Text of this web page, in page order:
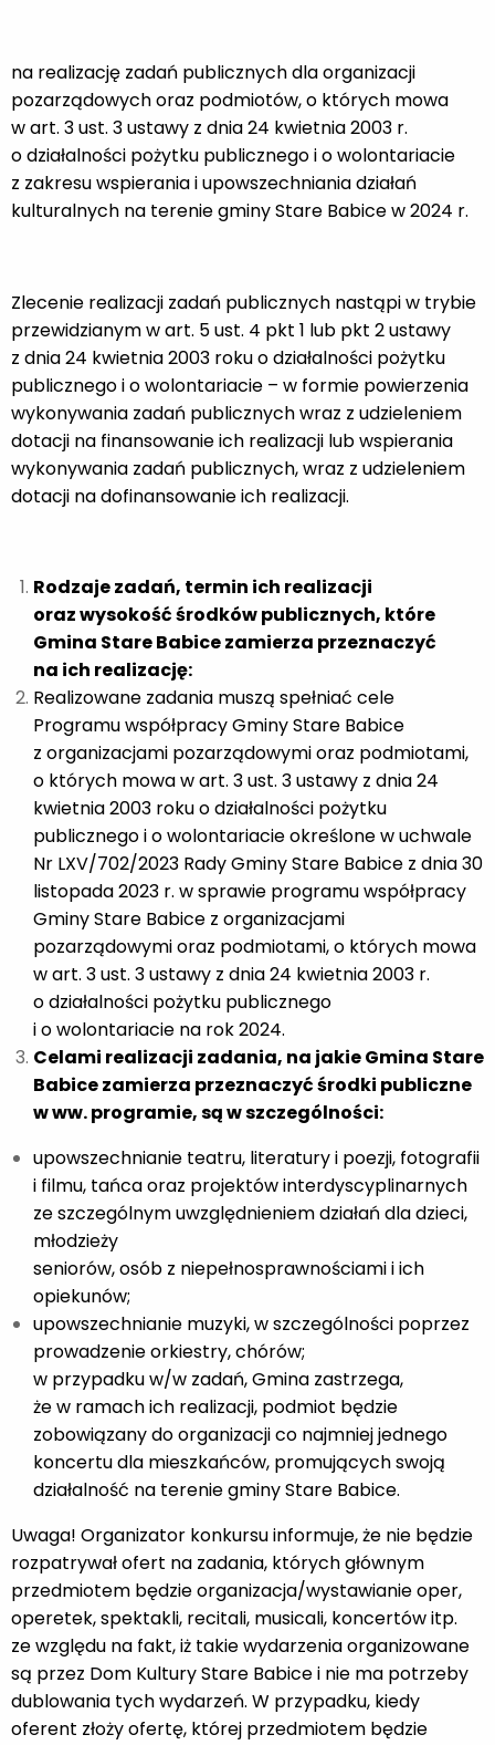
na realizację zadań publicznych dla organizacji
pozarządowych oraz podmiotów, o których mowa
w art. 3 ust. 3 ustawy z dnia 24 kwietnia 2003 r.
o działalności pożytku publicznego i o wolontariacie
z zakresu wspierania i upowszechniania działań
kulturalnych na terenie gminy Stare Babice w 2024 r.
Zlecenie realizacji zadań publicznych nastąpi w trybie
przewidzianym w art. 5 ust. 4 pkt 1 lub pkt 2 ustawy
z dnia 24 kwietnia 2003 roku o działalności pożytku
publicznego i o wolontariacie – w formie powierzenia
wykonywania zadań publicznych wraz z udzieleniem
dotacji na finansowanie ich realizacji lub wspierania
wykonywania zadań publicznych, wraz z udzieleniem
dotacji na dofinansowanie ich realizacji.
Rodzaje zadań, termin ich realizacji
oraz wysokość środków publicznych, które
Gmina Stare Babice zamierza przeznaczyć
na ich realizację:
Realizowane zadania muszą spełniać cele
Programu współpracy Gminy Stare Babice
z organizacjami pozarządowymi oraz podmiotami,
o których mowa w art. 3 ust. 3 ustawy z dnia 24
kwietnia 2003 roku o działalności pożytku
publicznego i o wolontariacie określone w uchwale
Nr LXV/702/2023 Rady Gminy Stare Babice z dnia 30
listopada 2023 r. w sprawie programu współpracy
Gminy Stare Babice z organizacjami
pozarządowymi oraz podmiotami, o których mowa
w art. 3 ust. 3 ustawy z dnia 24 kwietnia 2003 r.
o działalności pożytku publicznego
i o wolontariacie na rok 2024.
Celami realizacji zadania, na jakie Gmina Stare
Babice zamierza przeznaczyć środki publiczne
w ww. programie, są w szczególności:
upowszechnianie teatru, literatury i poezji, fotografii
i filmu, tańca oraz projektów interdyscyplinarnych
ze szczególnym uwzględnieniem działań dla dzieci,
młodzieży
seniorów, osób z niepełnosprawnościami i ich
opiekunów;
upowszechnianie muzyki, w szczególności poprzez
prowadzenie orkiestry, chórów;
w przypadku w/w zadań, Gmina zastrzega,
że w ramach ich realizacji, podmiot będzie
zobowiązany do organizacji co najmniej jednego
koncertu dla mieszkańców, promujących swoją
działalność na terenie gminy Stare Babice.
Uwaga! Organizator konkursu informuje, że nie będzie
rozpatrywał ofert na zadania, których głównym
przedmiotem będzie organizacja/wystawianie oper,
operetek, spektakli, recitali, musicali, koncertów itp.
ze względu na fakt, iż takie wydarzenia organizowane
są przez Dom Kultury Stare Babice i nie ma potrzeby
dublowania tych wydarzeń. W przypadku, kiedy
oferent złoży ofertę, której przedmiotem będzie